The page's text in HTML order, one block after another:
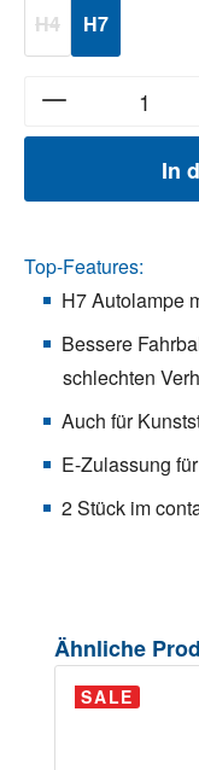
H4(Diese Option ist
H7
In
Top-Features:
H7 Autolampe
Bessere
schlechten
Auch für
E-Zulassung
2 Stück im
Produktgalerie
Ähnliche
SALE